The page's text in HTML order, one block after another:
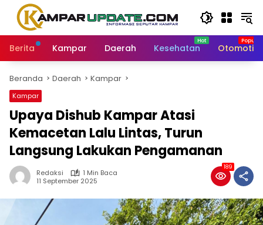
Langsung
konten
Berita
Kampar Daerah Kesehatan Otomotif
Beranda Daerah Kampar
Kampar
Upaya Dishub Kampar Atasi
Kemacetan Lalu Lintas, Turun
Langsung Lakukan Pengamanan
Redaksi
1 Min Baca
11 September 2025
189